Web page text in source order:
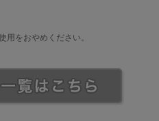
用をおやめください。